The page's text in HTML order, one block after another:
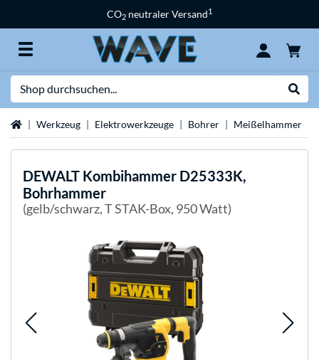
CO2 neutraler Versand1
StartseiteWerkzeug Elektrowerkzeuge Bohrer Meißelhammer
DEWALT Kombihammer D25333K,
Bohrhammer
(gelb/schwarz, T STAK-Box, 950 Watt)